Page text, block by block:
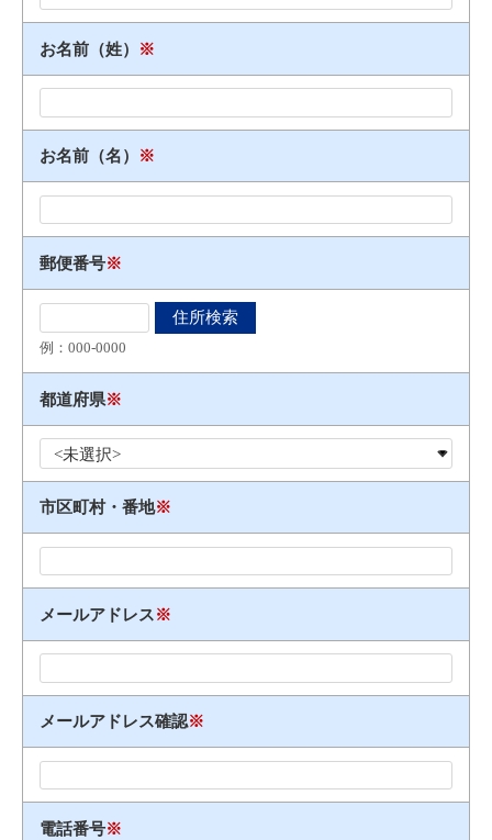
お名前（姓） ※
お名前（名） ※
郵便番号※
例：000​-​0000
都道府県※
市区町村・番地※
メールアドレス※
メールアドレス確認※
電話番号※